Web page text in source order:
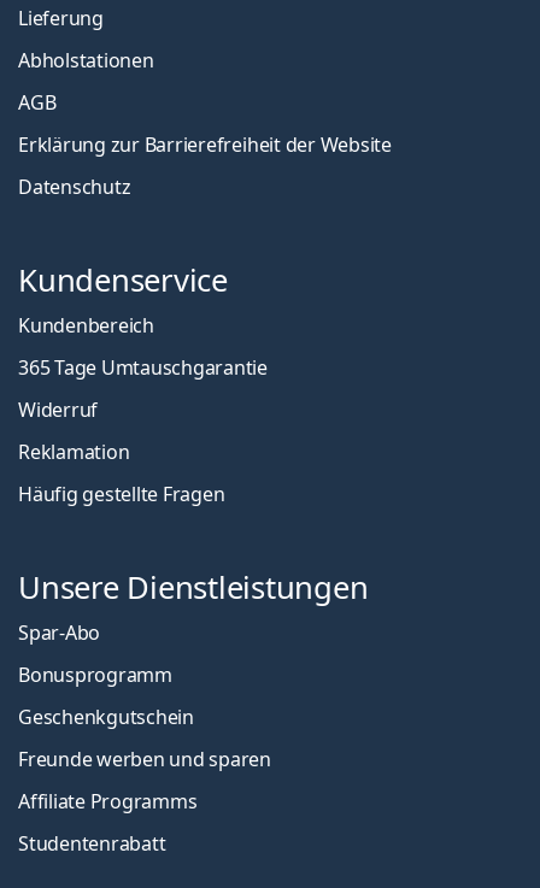
Lieferung
Abholstationen
AGB
Erklärung zur Barrierefreiheit der Website
Datenschutz
Kundenservice
Kundenbereich
365 Tage Umtauschgarantie
Widerruf
Reklamation
Häufig gestellte Fragen
Unsere Dienstleistungen
Spar-Abo
Bonusprogramm
Geschenkgutschein
Freunde werben und sparen
Affiliate Programms
Studentenrabatt